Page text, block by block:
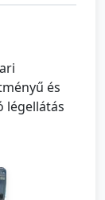
és
légellátás